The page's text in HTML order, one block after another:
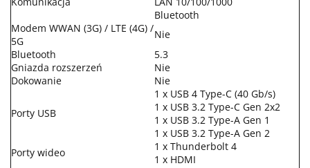
Bluetooth
Modem WWAN (3G) / LTE (4G) /
5G
Nie
Bluetooth
5.3
Gniazda rozszerzeń
Nie
Dokowanie
Nie
Porty USB
1 x USB 4 Type-C (40 Gb/s)
1 x USB 3.2 Type-C Gen 2x2
1 x USB 3.2 Type-A Gen 1
1 x USB 3.2 Type-A Gen 2
Porty wideo
1 x Thunderbolt 4
1 x HDMI